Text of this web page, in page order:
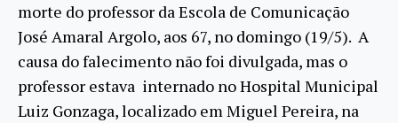
morte do professor da Escola de Comunicação
José Amaral Argolo, aos 67, no domingo (19/5). A
causa do falecimento não foi divulgada, mas o
professor estava internado no Hospital Municipal
Luiz Gonzaga, localizado em Miguel Pereira, na